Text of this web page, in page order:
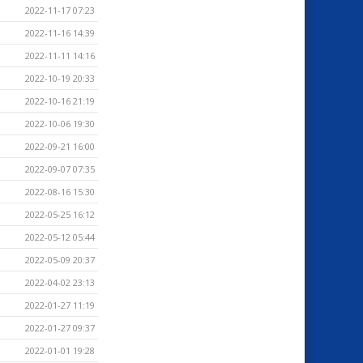
2022-11-17 07:23
2022-11-16 14:39
2022-11-11 14:16
2022-10-19 20:33
2022-10-16 21:19
2022-10-06 19:30
2022-09-21 16:00
2022-09-07 07:35
2022-08-16 15:30
2022-05-25 16:12
2022-05-12 05:44
2022-05-09 20:37
2022-04-02 23:13
2022-01-27 11:19
2022-01-27 09:37
2022-01-01 19:28